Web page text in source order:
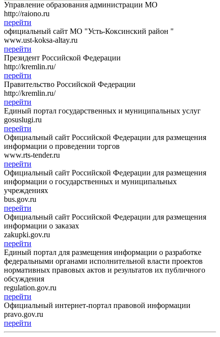
Управление образования администрации МО
http://raiono.ru
перейти
официальный сайт МО "Усть-Коксинский район "
www.ust-koksa-altay.ru
перейти
Президент Российской Федерации
http://kremlin.ru/
перейти
Правительство Российской Федерации
http://kremlin.ru/
перейти
Единый портал государственных и муниципальных услуг
gosuslugi.ru
перейти
Официальный сайт Российской Федерации для размещения
информации о проведении торгов
www.rts-tender.ru
перейти
Официальный сайт Российской Федерации для размещения
информации о государственных и муниципальных
учреждениях
bus.gov.ru
перейти
Официальный сайт Российской Федерации для размещения
информации о заказах
zakupki.gov.ru
перейти
Единый портал для размещения информации о разработке
федеральными органами исполнительной власти проектов
нормативных правовых актов и результатов их публичного
обсуждения
regulation.gov.ru
перейти
Официальный интернет-портал правовой информации
pravo.gov.ru
перейти